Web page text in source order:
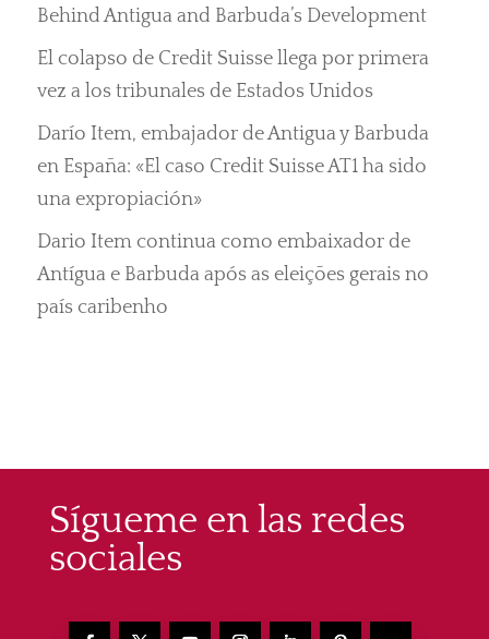
Behind Antigua and Barbuda’s Development
El colapso de Credit Suisse llega por primera
vez a los tribunales de Estados Unidos
Darío Item, embajador de Antigua y Barbuda
en España: «El caso Credit Suisse AT1 ha sido
una expropiación»
Dario Item continua como embaixador de
Antígua e Barbuda após as eleições gerais no
país caribenho
Sígueme en las redes
sociales